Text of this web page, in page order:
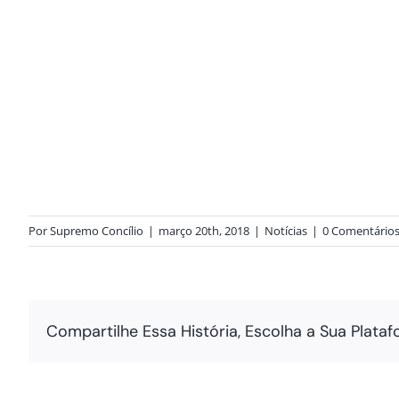
PorSupremo Concílio | março 20th, 2018 | Notícias | 0 Comentários
Compartilhe Essa História, Escolha a Sua